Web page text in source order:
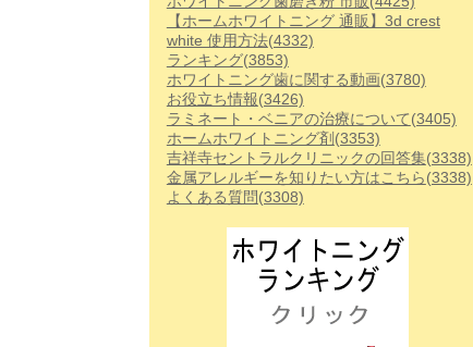
【ホームホワイトニング 通販】3d crest
white 使用方法(4332)
ランキング(3853)
ホワイトニング歯に関する動画(3780)
お役立ち情報(3426)
ラミネート・ベニアの治療について(3405)
ホームホワイトニング剤 (3353)
吉祥寺セントラルクリニックの回答集(3338)
金属アレルギーを知りたい方はこちら(3338)
よくある質問(3308)